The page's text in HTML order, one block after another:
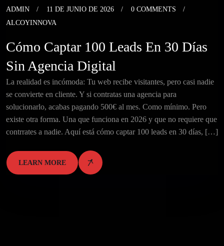
ADMIN 11 DE JUNIO DE 2026
0 COMMENTS
ALCOYINNOVA
Cómo Captar 100 Leads En 30 Días
Sin Agencia Digital
La realidad es incómoda: Tu web recibe visitantes, pero casi nadie
se convierte en cliente. Y si contratas una agencia para
solucionarlo, acabas pagando 500€ al mes. Como mínimo. Pero
existe otra forma. Una que funciona en 2026 y que no requiere que
contrrates a nadie. Aquí está cómo captar 100 leads en 30 días, […]
LEARN MORE